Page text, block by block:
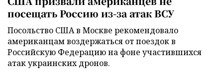
посещать Россию из-за атак ВСУ
Посольство США в Москве рекомендовало
американцам воздержаться от поездок в
Российскую Федерацию на фоне участившихся
атак украинских дронов.